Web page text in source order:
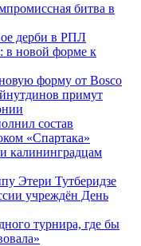
битва в
дерби в РПЛ
новой форме к
форму от Bosco
примут
состав
«Спартака»
калининградцам
Этери Тутберидзе
учреждён День
турнира, где бы